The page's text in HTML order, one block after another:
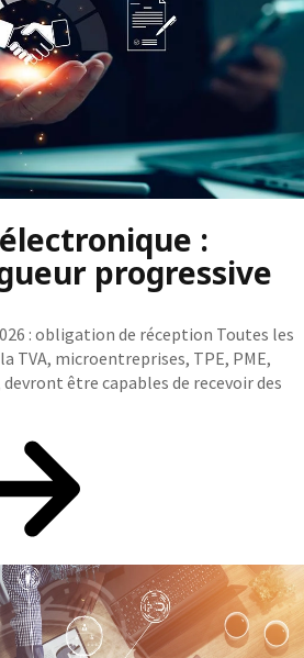
:
progressive
: obligation de réception Toutes les
TVA, microentreprises, TPE, PME,
être capables de recevoir des